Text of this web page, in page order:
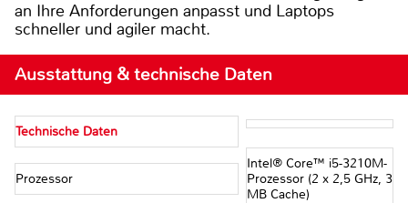
an Ihre Anforderungen anpasst und Laptops
schneller und agiler macht.
Ausstattung & technische Daten
Technische Daten
Prozessor
Intel® Core™ i5-3210M-
Prozessor (2 x 2,5 GHz, 3
MB Cache)